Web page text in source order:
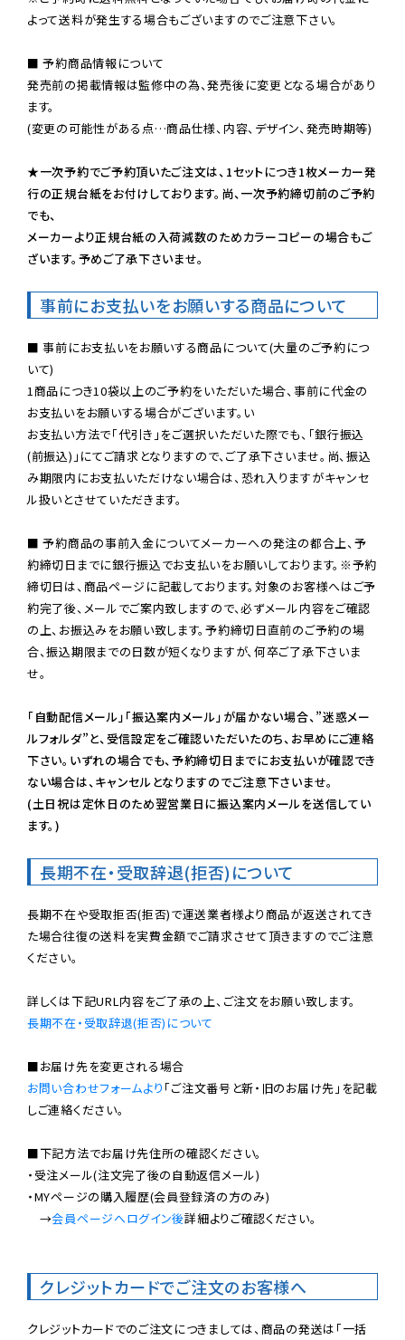
よって送料が発生する場合もございますのでご注意下さい。
■ 予約商品情報について
発売前の掲載情報は監修中の為、発売後に変更となる場合があり
ます。
(変更の可能性がある点…商品仕様、内容、デザイン、発売時期等)
★一次予約でご予約頂いたご注文は、1セットにつき1枚メーカー発
行の正規台紙をお付けしております。尚、一次予約締切前のご予約
でも、
メーカーより正規台紙の入荷減数のためカラーコピーの場合もご
ざいます。予めご了承下さいませ。
事前にお支払いをお願いする商品について
■ 事前にお支払いをお願いする商品について(大量のご予約につ
いて)
1商品につき10袋以上のご予約をいただいた場合、事前に代金の
お支払いをお願いする場合がございます。い
お支払い方法で「代引き」をご選択いただいた際でも、「銀行振込
(前振込)」にてご請求となりますので、ご了承下さいませ。尚、振込
み期限内にお支払いただけない場合は、恐れ入りますがキャンセ
ル扱いとさせていただきます。
■ 予約商品の事前入金についてメーカーへの発注の都合上、予
約締切日までに銀行振込でお支払いをお願いしております。※予約
締切日は、商品ページに記載しております。対象のお客様へはご予
約完了後、メールでご案内致しますので、必ずメール内容をご確認
の上、お振込みをお願い致します。予約締切日直前のご予約の場
合、振込期限までの日数が短くなりますが、何卒ご了承下さいま
せ。
「自動配信メール」「振込案内メール」が届かない場合、”迷惑メー
ルフォルダ”と、受信設定をご確認いただいたのち、お早めにご連絡
下さい。いずれの場合でも、予約締切日までにお支払いが確認でき
ない場合は、キャンセルとなりますのでご注意下さいませ。
(土日祝は定休日のため翌営業日に振込案内メールを送信してい
ます。)
長期不在・受取辞退(拒否)について
長期不在や受取拒否(拒否)で運送業者様より商品が返送されてき
た場合往復の送料を実費金額でご請求させて頂きますのでご注意
ください。
長期不在・受取辞退(拒否)について
お問い合わせフォームより 「ご注文番号と新・旧のお届け先」を記載
しご連絡ください。
■下記方法でお届け先住所の確認ください。
・受注メール(注文完了後の自動返信メール)
・MYページの購入履歴(会員登録済の方のみ)
→会員ページへログイン後詳細よりご確認ください。
クレジットカードでご注文のお客様へ
クレジットカードでのご注文につきましては、商品の発送は「一括